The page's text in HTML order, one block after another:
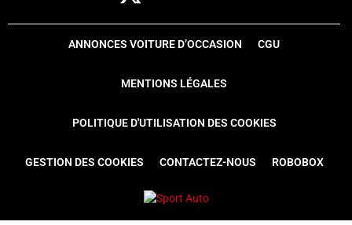
ANNONCES VOITURE D’OCCASION CGU
MENTIONS LÉGALES
POLITIQUE D'UTILISATION DES COOKIES
GESTION DES COOKIES CONTACTEZ-NOUS ROBOBOX